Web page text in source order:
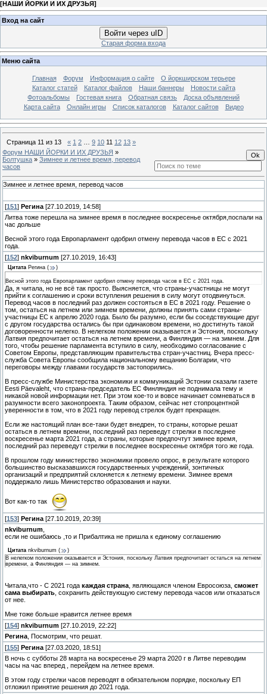
[НАШИ ЙОРКИ И ИХ ДРУЗЬЯ]
Вход на сайт
Войти через uID
Старая форма входа
Меню сайта
Главная Форум Информация о сайте
О йоркширском терьере
Каталог статей
Каталог файлов Наши баннеры
Новости сайта
Фотоальбомы
Гостевая книга Обратная связь
Доска объявлений
Карта сайта
Онлайн игры Список каталогов Каталог сайтов Видео
Страница 11 из 13 « 1 2 9 10 11 12 13 »
Форум НАШИ ЙОРКИ И ИХ ДРУЗЬЯ »
Болтушка » Зимнее и летнее время, перевод
часов
Зимнее и летнее время, перевод часов
[151 ] Регина [27.10.2019, 14:58]
Литва тоже перешла на зимнее время в последнее воскресенье октября,поспали на
час дольше
Весной этого года Европарламент одобрил отмену перевода часов в ЕС с 2021
года.
[152] nkviburnum [27.10.2019, 16:43]
Цитата Регина ( )
Весной этого года Европарламент одобрил отмену перевода часов в ЕС с 2021 года.
Да, я читала, но не всё так просто. Выясняется, что страны-участницы не могут
прийти к соглашению и сроки вступления решения в силу могут отодвинуться.
Перевод часов в последний раз должен состояться в ЕС в 2021 году. Решение о
том, остаться на летнем или зимнем времени, должны принять сами страны-
участницы ЕС к апрелю 2020 года. Было бы разумно, если бы соседствующие друг
с другом государства остались бы при одинаковом времени, но достигнуть такой
договоренности нелегко. В нелегком положении оказывается и Эстония, поскольку
Латвия предпочитает остаться на летнем времени, а Финляндия — на зимнем. Для
того, чтобы решение парламента вступило в силу, необходимо согласование с
Советом Европы, представляющим правительства стран-участниц. Вчера пресс-
служба Совета Европы сообщила национальному вещанию Болгарии, что
переговоры между главами государств застопорились.
В пресс-службе Министерства экономики и коммуникаций Эстонии сказали газете
Eesti Päevaleht, что страна-председатель ЕС Финляндия не поднимала тему и
никакой новой информации нет. При этом кое-то и вовсе начинает сомневаться в
разумности всего законопроекта. Таким образом, сейчас нет стопроцентной
уверенности в том, что в 2021 году перевод стрелок будет прекращен.
Если же настоящий план все-таки будет внедрен, то страны, которые решат
остаться в летнем времени, последний раз переведут стрелки в последнее
воскресенье марта 2021 года, а страны, которые предпочтут зимнее время,
последний раз переведут стрелки в последнее воскресенье октября того же года.
В прошлом году министерство экономики провело опрос, в результате которого
большинство высказавшихся государственных учреждений, зонтичных
организаций и предприятий склоняется к летнему времени. Зимнее время
поддержало лишь Министерство образования и науки.
Вот как-то так
[153] Регина [27.10.2019, 20:39]
nkviburnum
если не ошибаюсь ,то и Прибалтика не пришла к единому соглашению
Цитата nkviburnum (
)
В нелегком положении оказывается и Эстония, поскольку Латвия предпочитает остаться на летнем
времени, а Финляндия — на зимнем.
Читала,что - С 2021 года каждая страна , являющаяся членом Евросоюза, сможет
сама выбирать , сохранить действующую систему перевода часов или отказаться
от нее.
Мне тоже больше нравится летнее время
[154] nkviburnum [27.10.2019, 22:22]
Регина , Посмотрим, что решат.
[155] Регина [27.03.2020, 18:51]
В ночь с субботы 28 марта на воскресенье 29 марта 2020 г в Литве переводим
часы на час вперед , перейдем на летнее время.
В этом году стрелки часов переводят в обязательном порядке, поскольку ЕП
отложил принятие решения до 2021 года.